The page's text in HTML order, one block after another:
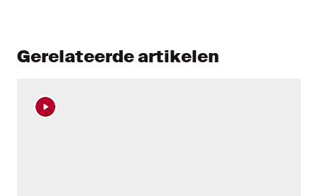
Gerelateerde artikelen